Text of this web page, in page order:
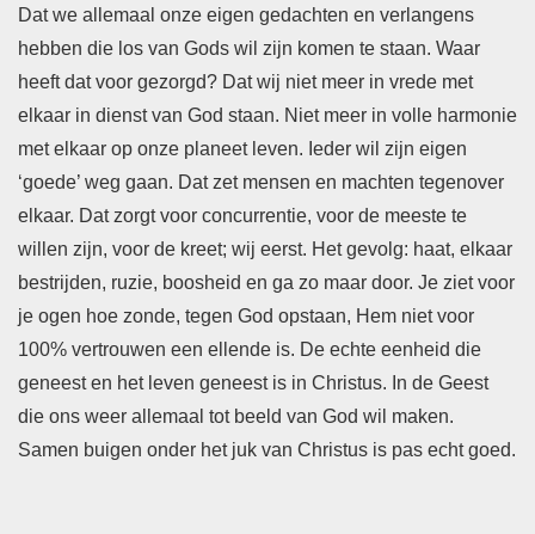
Dat we allemaal onze eigen gedachten en verlangens
hebben die los van Gods wil zijn komen te staan. Waar
heeft dat voor gezorgd? Dat wij niet meer in vrede met
elkaar in dienst van God staan. Niet meer in volle harmonie
met elkaar op onze planeet leven. Ieder wil zijn eigen
‘goede’ weg gaan. Dat zet mensen en machten tegenover
elkaar. Dat zorgt voor concurrentie, voor de meeste te
willen zijn, voor de kreet; wij eerst. Het gevolg: haat, elkaar
bestrijden, ruzie, boosheid en ga zo maar door. Je ziet voor
je ogen hoe zonde, tegen God opstaan, Hem niet voor
100% vertrouwen een ellende is. De echte eenheid die
geneest en het leven geneest is in Christus. In de Geest
die ons weer allemaal tot beeld van God wil maken.
Samen buigen onder het juk van Christus is pas echt goed.